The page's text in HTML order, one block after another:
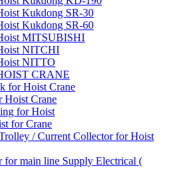
Kukdong SR-30
Kukdong SR-60
MITSUBISHI
NITCHI
NITTO
CRANE
for Hoist Crane
Hoist Crane
for Hoist
for Crane
/ Current Collector for Hoist
for main line Supply Electrical (